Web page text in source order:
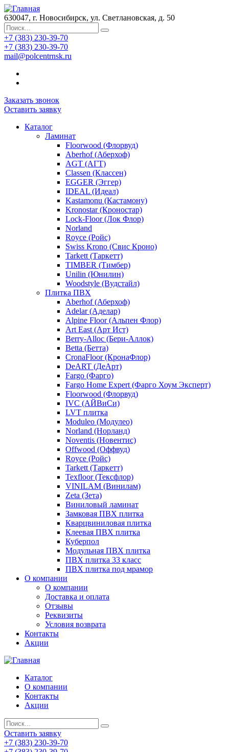
630047, г. Новосибирск, ул. Светлановская, д. 50
+7 (383) 230-39-70
+7 (383) 230-39-70
mail@polcentrnsk.ru
Заказать звонок
Оставить заявку
Каталог
Ламинат
Floorwood (Флорвуд)
Aberhof (Аберхоф)
AGT (АГТ)
Classen (Классен)
EGGER (Эггер)
IDEAL (Идеал)
Kastamonu (Кастамону)
Kronostar (Кроностар)
Lock-Floor (Лок Флор)
Norland
Royce (Ройс)
Swiss Krono (Свис Кроно)
Tarkett (Таркетт)
TIMBER (Тимбер)
Unilin (Юнилин)
Woodstyle (Вудстайл)
Плитка ПВХ
Aberhof (Аберхоф)
Adelar (Аделар)
Alpine Floor (Альпен Флор)
Art East (Арт Ист)
Berry-Alloc (Бери-Аллок)
Betta (Бетта)
CronaFloor (КронаФлор)
DeART (ДеАрт)
Fargo (Фарго)
Fargo Home Expert (Фарго Хоум Эксперт)
Floorwood (Флорвуд)
IVC (АЙВиСи)
LVT плитка
Moduleo (Модулео)
Norland (Норланд)
Noventis (Новентис)
Offwood (Оффвуд)
Royce (Ройс)
Tarkett (Таркетт)
Texfloor (Тексфлор)
VINILAM (Винилам)
Zeta (Зета)
Виниловый ламинат
Замковая ПВХ плитка
Кварцвиниловая плитка
Клеевая ПВХ плитка
Куберпол
Модульная ПВХ плитка
ПВХ плитка 33 класс
ПВХ плитка под мрамор
О компании
О компании
Доставка и оплата
Отзывы
Реквизиты
Условия возврата
Контакты
Акции
Каталог
О компании
Контакты
Акции
Оставить заявку
+7 (383) 230-39-70